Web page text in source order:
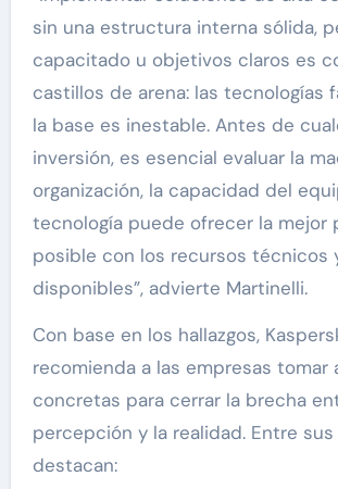
sin una estructura interna sólida,
capacitado u objetivos claros es
castillos de arena: las tecnologías
la base es inestable. Antes de
inversión, es esencial evaluar la
organización, la capacidad del
tecnología puede ofrecer la mejor
posible con los recursos técnicos
disponibles”, advierte Martinelli.
Con base en los hallazgos,
recomienda a las empresas tomar
concretas para cerrar la brecha
percepción y la realidad. Entre
destacan: